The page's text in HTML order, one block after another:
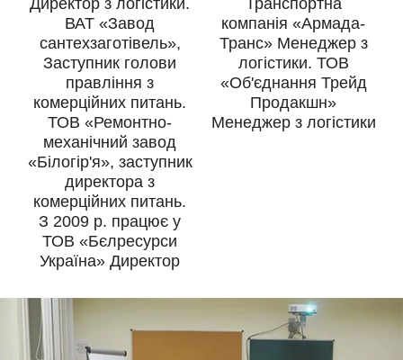
Директор з логістики.
ВАТ «Завод
сантехзаготівель»,
Заступник голови
правління з
комерційних питань.
ТОВ «Ремонтно-
механічний завод
«Білогір'я», заступник
директора з
комерційних питань.
З 2009 р. працює у
ТОВ «Бєлресурси
Україна» Директор
Транспортна
компанія «Армада-
Транс» Менеджер з
логістики. ТОВ
«Об'єднання Трейд
Продакшн»
Менеджер з логістики